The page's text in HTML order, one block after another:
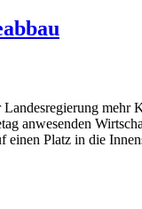
mehr
anwesenden
Platz in die